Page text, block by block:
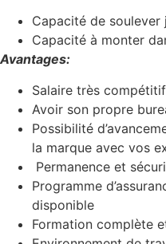
Capacité de soulever
Capacité à monter
Avantages:
Salaire très compétitif
Avoir son propre
Possibilité
la marque avec vos
Permanence et
Programme
disponible
Formation complète